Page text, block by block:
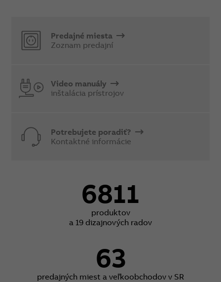
Predajné miesta
Zoznam predajní
Video manuály
inštalácia prístrojov
Potrebujete poradiť?
Kontaktné informácie
6811
produktov
a 19 dizajnových radov
63
predajných miest a veľkoobchodov v SR